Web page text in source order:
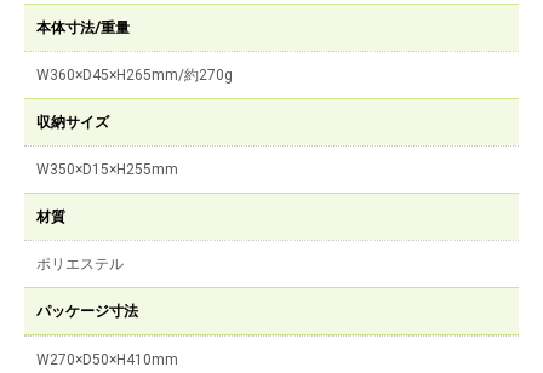
本体寸法/重量
W360×D45×H265mm/約270g
収納サイズ
W350×D15×H255mm
材質
ポリエステル
パッケージ寸法
W270×D50×H410mm